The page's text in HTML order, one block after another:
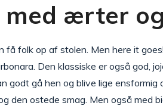
med ærter
få folk op af stolen. Men here it
Den klassiske er også god,
godt gå hen og blive lige ensformig
den ostede smag. Men også med